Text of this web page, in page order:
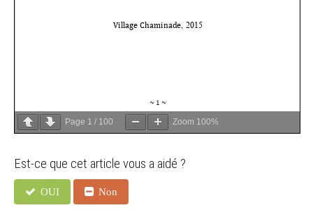
Page 1 / 100 Zoom 100%
Est-ce que cet article vous a aidé ?
OUI Non